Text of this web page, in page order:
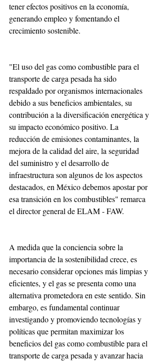
tener efectos positivos en la economía,
generando empleo y fomentando el
crecimiento sostenible.
"El uso del gas como combustible para el
transporte de carga pesada ha sido
respaldado por organismos internacionales
debido a sus beneficios ambientales, su
contribución a la diversificación energética y
su impacto económico positivo. La
reducción de emisiones contaminantes, la
mejora de la calidad del aire, la seguridad
del suministro y el desarrollo de
infraestructura son algunos de los aspectos
destacados, en México debemos apostar por
esa transición en los combustibles" remarca
el director general de ELAM - FAW.
A medida que la conciencia sobre la
importancia de la sostenibilidad crece, es
necesario considerar opciones más limpias y
eficientes, y el gas se presenta como una
alternativa prometedora en este sentido. Sin
embargo, es fundamental continuar
investigando y promoviendo tecnologías y
políticas que permitan maximizar los
beneficios del gas como combustible para el
transporte de carga pesada y avanzar hacia